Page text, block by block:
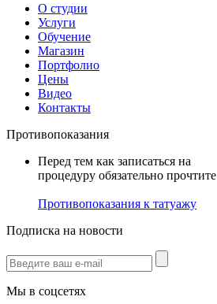
О студии
Услуги
Обучение
Магазин
Портфолио
Цены
Видео
Контакты
Противопоказания
Перед тем как записаться на
процедуру обязательно прочтите
Противопоказания к татуажу
Подписка на новости
Мы в соцсетях